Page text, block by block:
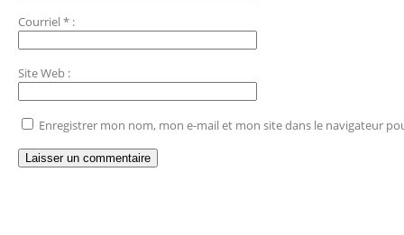
Courriel * :
Site Web :
Enregistrer mon nom, mon e-mail et mon site dans le navigateur